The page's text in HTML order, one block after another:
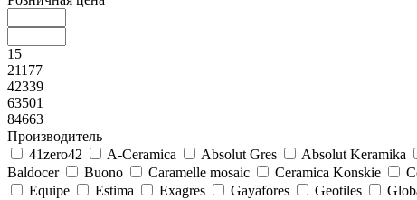
15
21177
42339
63501
84663
Производитель
41zero42
A-Ceramica Absolut Gres Absolut Keramika
Baldocer
Buono Caramelle mosaic Ceramica Konskie
Equipe
Estima Exagres Gayafores Geotiles